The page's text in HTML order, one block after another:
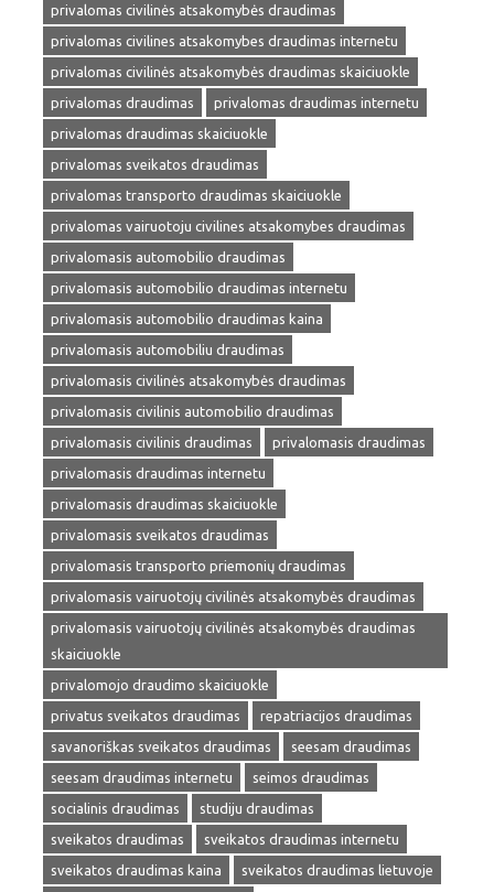
privalomas civilinės atsakomybės draudimas
privalomas civilines atsakomybes draudimas internetu
privalomas civilinės atsakomybės draudimas skaiciuokle
privalomas draudimas
privalomas draudimas internetu
privalomas draudimas skaiciuokle
privalomas sveikatos draudimas
privalomas transporto draudimas skaiciuokle
privalomas vairuotoju civilines atsakomybes draudimas
privalomasis automobilio draudimas
privalomasis automobilio draudimas internetu
privalomasis automobilio draudimas kaina
privalomasis automobiliu draudimas
privalomasis civilinės atsakomybės draudimas
privalomasis civilinis automobilio draudimas
privalomasis civilinis draudimas
privalomasis draudimas
privalomasis draudimas internetu
privalomasis draudimas skaiciuokle
privalomasis sveikatos draudimas
privalomasis transporto priemonių draudimas
privalomasis vairuotojų civilinės atsakomybės draudimas
privalomasis vairuotojų civilinės atsakomybės draudimas
skaiciuokle
privalomojo draudimo skaiciuokle
privatus sveikatos draudimas
repatriacijos draudimas
savanoriškas sveikatos draudimas
seesam draudimas
seesam draudimas internetu
seimos draudimas
socialinis draudimas
studiju draudimas
sveikatos draudimas
sveikatos draudimas internetu
sveikatos draudimas kaina
sveikatos draudimas lietuvoje